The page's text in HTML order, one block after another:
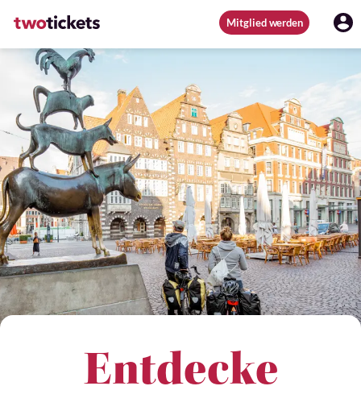
Mitglied werden
Entdecke